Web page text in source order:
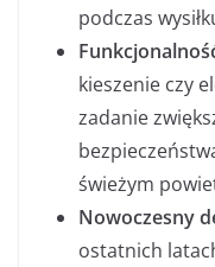
podczas
kieszenie czy
zadanie
świeżym
Nowoczesny
ostatnich